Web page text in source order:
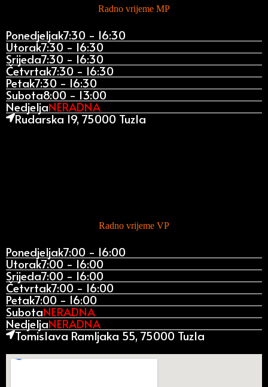
Radno vrijeme MP
Ponedjeljak7:30 - 16:30
Utorak7:30 - 16:30
Srijeda7:30 - 16:30
Četvrtak7:30 - 16:30
Petak7:30 - 16:30
Subota8:00 - 13:00
NedjeljaNERADNA
Rudarska 19, 75000 Tuzla
Radno vrijeme VP
Ponedjeljak7:00 - 16:00
Utorak7:00 - 16:00
Srijeda7:00 - 16:00
Četvrtak7:00 - 16:00
Petak7:00 - 16:00
SubotaNERADNA
NedjeljaNERADNA
Tomislava Ramljaka 55, 75000 Tuzla